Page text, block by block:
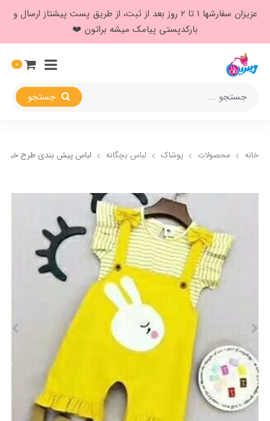
عزیزان سفارشها ۱ تا ۲ روز بعد از ثبت، از طریق پست پیشتاز ارسال و
بارکدپستی پیامک میشه براتون ❤️
0
خانه محصولات پوشاک لباس بچگانه لباس پیش بندی طرح